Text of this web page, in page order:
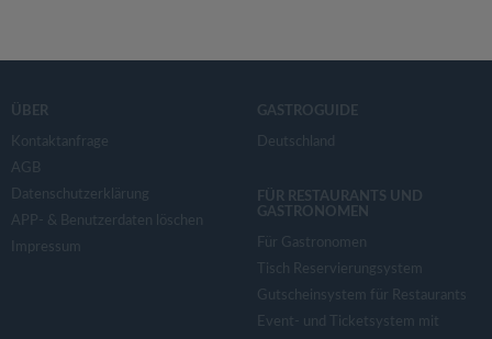
ÜBER
Kontaktanfrage
AGB
Datenschutzerklärung
APP- & Benutzerdaten löschen
Impressum
GASTROGUIDE
Deutschland
FÜR RESTAURANTS UND
GASTRONOMEN
Für Gastronomen
Tisch Reservierungsystem
Gutscheinsystem für Restaurants
Event- und Ticketsystem mit
i
o
n